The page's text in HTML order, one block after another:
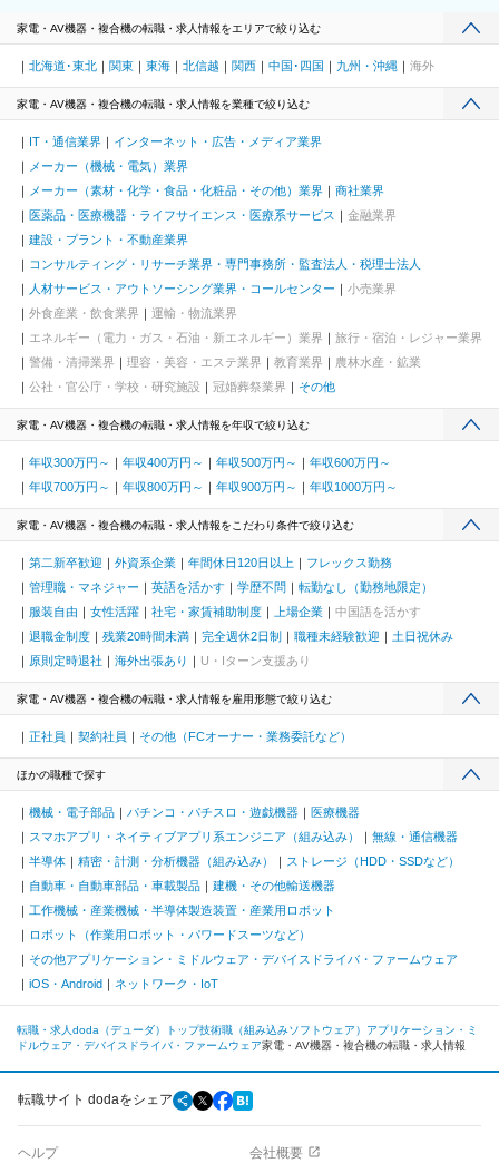
家電・AV機器・複合機の転職・求人情報をエリアで絞り込む
北海道･東北 関東 東海 北信越 関西 中国･四国 九州・沖縄 海外
家電・AV機器・複合機の転職・求人情報を業種で絞り込む
IT・通信業界
インターネット・広告・メディア業界
メーカー（機械・電気）業界
メーカー（素材・化学・食品・化粧品・その他）業界
商社業界
医薬品・医療機器・ライフサイエンス・医療系サービス
金融業界
建設・プラント・不動産業界
コンサルティング・リサーチ業界・専門事務所・監査法人・税理士法人
人材サービス・アウトソーシング業界・コールセンター
小売業界
外食産業・飲食業界
運輸・物流業界
エネルギー（電力・ガス・石油・新エネルギー）業界
旅行・宿泊・レジャー業界
警備・清掃業界
理容・美容・エステ業界 教育業界
農林水産・鉱業
公社・官公庁・学校・研究施設
冠婚葬祭業界 その他
家電・AV機器・複合機の転職・求人情報を年収で絞り込む
年収300万円～ 年収400万円～ 年収500万円～
年収600万円～
年収700万円～
年収800万円～ 年収900万円～ 年収1000万円～
家電・AV機器・複合機の転職・求人情報をこだわり条件で絞り込む
第二新卒歓迎 外資系企業 年間休日120日以上
フレックス勤務
管理職・マネジャー
英語を活かす 学歴不問
転勤なし（勤務地限定）
服装自由
女性活躍 社宅・家賃補助制度 上場企業
中国語を活かす
退職金制度
残業20時間未満 完全週休2日制 職種未経験歓迎
土日祝休み
原則定時退社
海外出張あり U・Iターン支援あり
家電・AV機器・複合機の転職・求人情報を雇用形態で絞り込む
正社員 契約社員 その他（FCオーナー・業務委託など）
ほかの職種で探す
機械・電子部品 パチンコ・パチスロ・遊戯機器
医療機器
スマホアプリ・ネイティブアプリ系エンジニア（組み込み）
無線・通信機器
半導体
精密・計測・分析機器（組み込み）
ストレージ（HDD・SSDなど）
自動車・自動車部品・車載製品
建機・その他輸送機器
工作機械・産業機械・半導体製造装置・産業用ロボット
ロボット（作業用ロボット・パワードスーツなど）
その他アプリケーション・ミドルウェア・デバイスドライバ・ファームウェア
iOS・Android
ネットワーク・IoT
転職・求人doda（デューダ）トップ技術職（組み込みソフトウェア） アプリケーション・ミ
ドルウェア・デバイスドライバ・ファームウェア家電・AV機器・複合機の転職・求人情報
転職サイト dodaをシェア
ヘルプ
会社概要